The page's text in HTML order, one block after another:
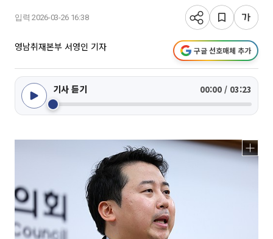
입력 2026-03-26 16:38
영남취재본부 서영인 기자 구글 선호매체 추가
기사 듣기 00:00 / 03:23